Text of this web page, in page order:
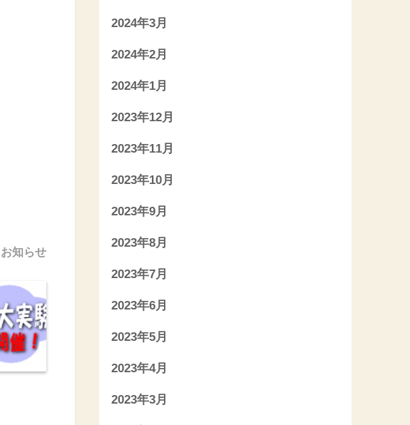
お知らせ
2024年3月
2024年2月
2024年1月
2023年12月
2023年11月
2023年10月
2023年9月
2023年8月
2023年7月
2023年6月
2023年5月
2023年4月
2023年3月